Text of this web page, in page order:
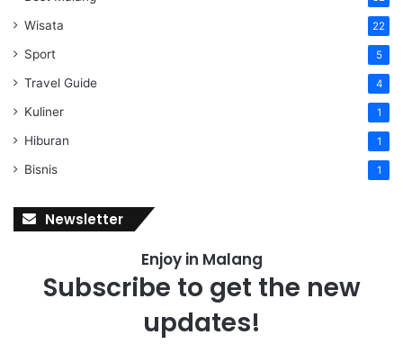
Wisata 22
Sport 5
Travel Guide 4
Kuliner 1
Hiburan 1
Bisnis 1
Newsletter
Enjoy in Malang
Subscribe to get the new
updates!